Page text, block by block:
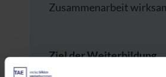
Zusammenarbeit
Ziel der Weiterbildung
Führungskräfte